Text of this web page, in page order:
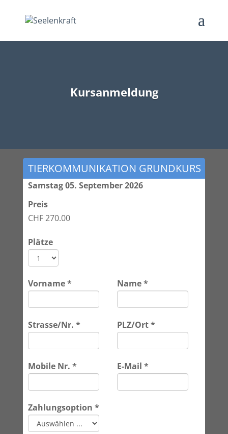
Kursanmeldung
TIERKOMMUNIKATION GRUNDKURS
Samstag 05. September 2026
Preis
CHF 270.00
Plätze
Vorname* Name*
Strasse/Nr. * PLZ/Ort*
Mobile Nr. * E-Mail*
Zahlungsoption *